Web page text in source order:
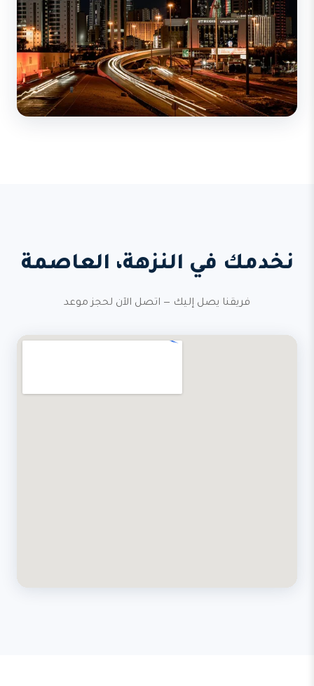
نخدمك في النزهة، العاصمة
فريقنا يصل إليك — اتصل الآن لحجز موعد